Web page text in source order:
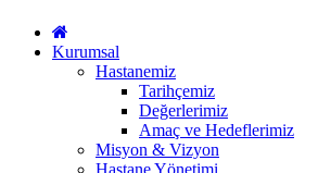
Kurumsal
Hastanemiz
Tarihçemiz
Değerlerimiz
Amaç ve Hedeflerimiz
Misyon & Vizyon
Hastane Yönetimi